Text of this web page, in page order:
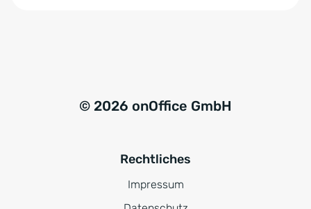
© 2026 onOffice GmbH
Rechtliches
Impressum